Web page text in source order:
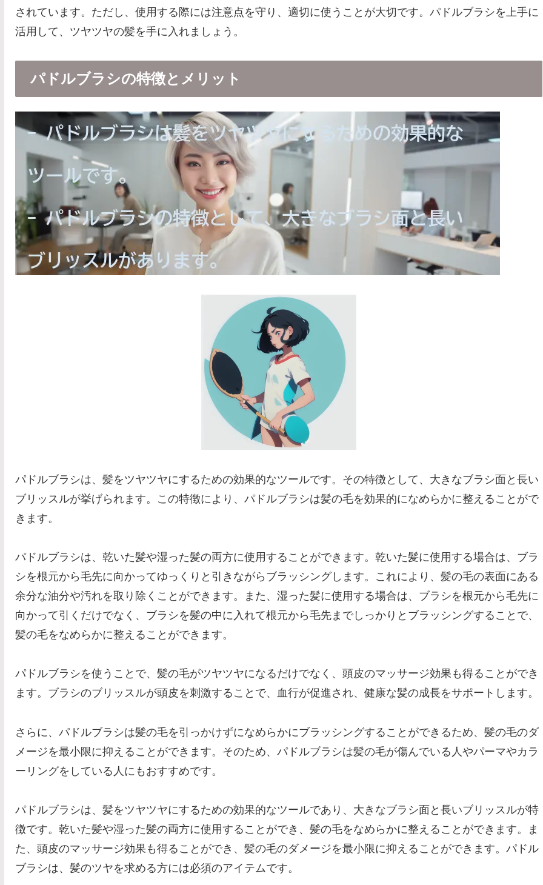
されています。ただし、使用する際には注意点を守り、適切に使うことが大切です。パドルブラシを上手に
活用して、ツヤツヤの髪を手に入れましょう。
パドルブラシの特徴とメリット
パドルブラシは、髪をツヤツヤにするための効果的なツールです。その特徴として、大きなブラシ面と長い
ブリッスルが挙げられます。この特徴により、パドルブラシは髪の毛を効果的になめらかに整えることがで
きます。
パドルブラシは、乾いた髪や湿った髪の両方に使用することができます。乾いた髪に使用する場合は、ブラ
シを根元から毛先に向かってゆっくりと引きながらブラッシングします。これにより、髪の毛の表面にある
余分な油分や汚れを取り除くことができます。また、湿った髪に使用する場合は、ブラシを根元から毛先に
向かって引くだけでなく、ブラシを髪の中に入れて根元から毛先までしっかりとブラッシングすることで、
髪の毛をなめらかに整えることができます。
パドルブラシを使うことで、髪の毛がツヤツヤになるだけでなく、頭皮のマッサージ効果も得ることができ
ます。ブラシのブリッスルが頭皮を刺激することで、血行が促進され、健康な髪の成長をサポートします。
さらに、パドルブラシは髪の毛を引っかけずになめらかにブラッシングすることができるため、髪の毛のダ
メージを最小限に抑えることができます。そのため、パドルブラシは髪の毛が傷んでいる人やパーマやカラ
ーリングをしている人にもおすすめです。
パドルブラシは、髪をツヤツヤにするための効果的なツールであり、大きなブラシ面と長いブリッスルが特
徴です。乾いた髪や湿った髪の両方に使用することができ、髪の毛をなめらかに整えることができます。ま
た、頭皮のマッサージ効果も得ることができ、髪の毛のダメージを最小限に抑えることができます。パドル
ブラシは、髪のツヤを求める方には必須のアイテムです。